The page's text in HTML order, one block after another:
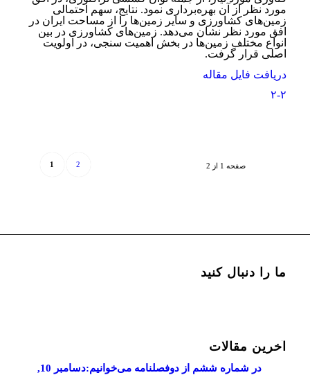
مورد نظر از آن بهره‌برداری نمود. نتایج، سهم احتمالی
زمین‌های کشاورزی و سایر زمین‌ها را از مساحت ایران در
افق مورد نظر نشان می‌دهد. زمین‌های کشاورزی در بین
انواع مختلف زمین‌ها در بخش اهمیت سنجی، در اولویت
اصلی قرار گرفت.
دریافت فایل مقاله
۲-۲
صفحه 1 از 2 1 2
ما را دنبال کنید
آخرین مقالات
در شماره ششم از دوفصلنامه می‌خوانیم:
دسامبر 10,